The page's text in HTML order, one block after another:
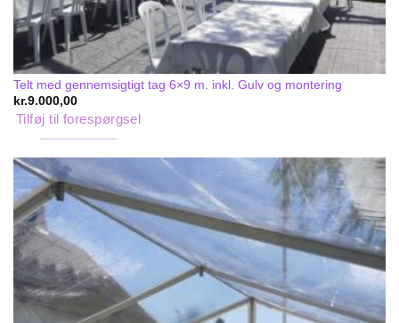
Telt med gennemsigtigt tag 6×9 m. inkl. Gulv og montering
kr.9.000,00
Tilføj til forespørgsel